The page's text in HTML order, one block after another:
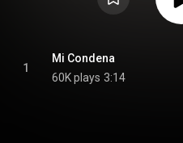
1
Mi Condena
60K plays 3:14